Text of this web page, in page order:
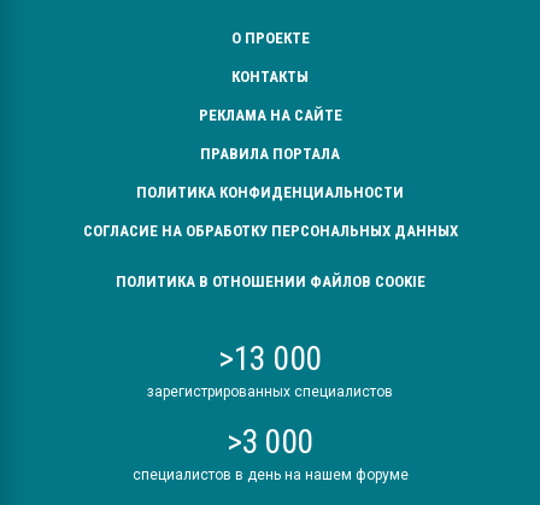
О ПРОЕКТЕ
КОНТАКТЫ
РЕКЛАМА НА САЙТЕ
ПРАВИЛА ПОРТАЛА
ПОЛИТИКА КОНФИДЕНЦИАЛЬНОСТИ
СОГЛАСИЕ НА ОБРАБОТКУ ПЕРСОНАЛЬНЫХ ДАННЫХ
ПОЛИТИКА В ОТНОШЕНИИ ФАЙЛОВ COOKIE
>13 000
зарегистрированных специалистов
>3 000
специалистов в день на нашем форуме